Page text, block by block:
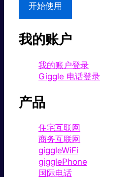
开始使用
我的账户
我的账户登录
Giggle 电话登录
产品
住宅互联网
商务互联网
giggleWiFi
gigglePhone
国际电话